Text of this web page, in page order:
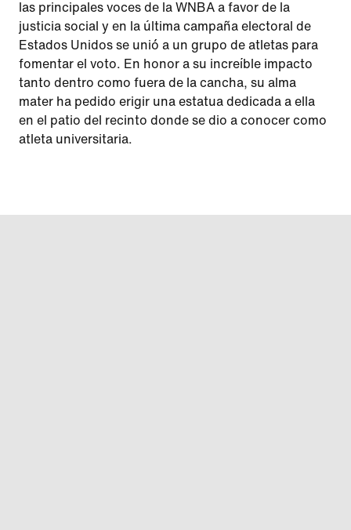
las principales voces de la WNBA a favor de la
justicia social y en la última campaña electoral de
Estados Unidos se unió a un grupo de atletas para
fomentar el voto. En honor a su increíble impacto
tanto dentro como fuera de la cancha, su alma
mater ha pedido erigir una estatua dedicada a ella
en el patio del recinto donde se dio a conocer como
atleta universitaria.